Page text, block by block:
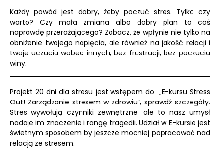
Każdy powód jest dobry, żeby poczuć stres. Tylko czy
warto? Czy mała zmiana albo dobry plan to coś
naprawdę przerażającego? Zobacz, że wpłynie nie tylko na
obniżenie twojego napięcia, ale również na jakość relacji i
twoje uczucia wobec innych, bez frustracji, bez poczucia
winy.
Projekt 20 dni dla stresu jest wstępem do „E-kursu Stress
Out! Zarządzanie stresem w zdrowiu”, sprawdź szczegóły.
Stres wywołują czynniki zewnętrzne, ale to nasz umysł
nadaje im znaczenie i rangę tragedii. Udział w E-kursie jest
świetnym sposobem by jeszcze mocniej popracować nad
relacją ze stresem.